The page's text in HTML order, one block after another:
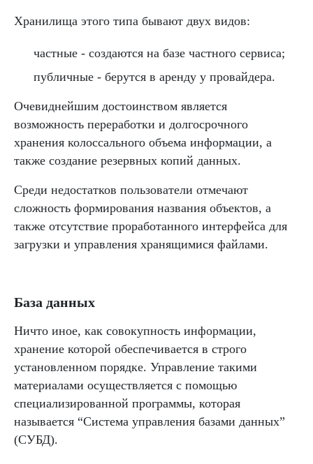
Хранилища этого типа бывают двух видов:
частные - создаются на базе частного сервиса;
публичные - берутся в аренду у провайдера.
Очевиднейшим достоинством является
возможность переработки и долгосрочного
хранения колоссального объема информации, а
также создание резервных копий данных.
Среди недостатков пользователи отмечают
сложность формирования названия объектов, а
также отсутствие проработанного интерфейса для
загрузки и управления хранящимися файлами.
База данных
Ничто иное, как совокупность информации,
хранение которой обеспечивается в строго
установленном порядке. Управление такими
материалами осуществляется с помощью
специализированной программы, которая
называется “Система управления базами данных”
(СУБД).